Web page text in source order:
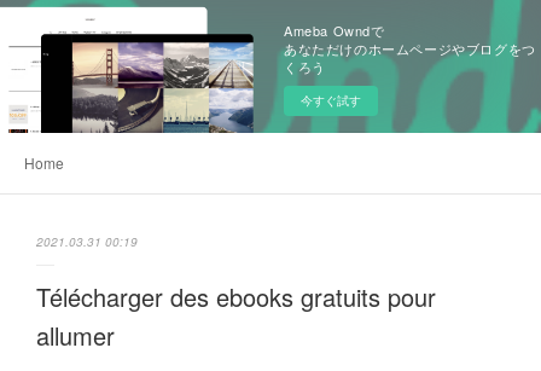
Ameba Owndで
あなただけのホームページやブログをつ
くろう
今すぐ試す
Home
2021.03.31 00:19
Télécharger des ebooks gratuits pour
allumer